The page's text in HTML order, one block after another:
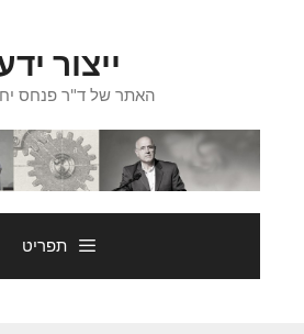
ייצור
האתר של ד"ר פנחס
תפריט